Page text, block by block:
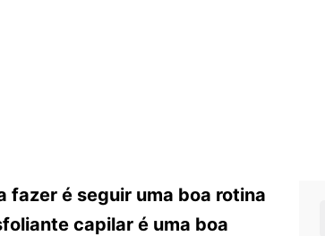
fazer é seguir uma boa rotina
capilar é uma boa